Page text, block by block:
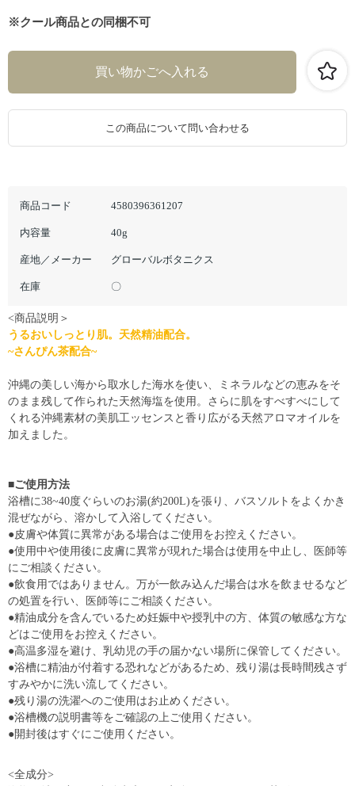
※クール商品との同梱不可
商品コード 4580396361207
内容量 40g
産地／メーカー グローバルボタニクス
在庫 〇
この商品について問い合わせる
<商品説明＞
うるおいしっとり肌。天然精油配合。
~さんぴん茶配合~
沖縄の美しい海から取水した海水を使い、ミネラルなどの恵みをそ
のまま残して作られた天然海塩を使用。さらに肌をすべすべにして
くれる沖縄素材の美肌工ッセンスと香り広がる天然アロマオイルを
加えました。
■ご使用方法
浴槽に38~40度ぐらいのお湯(約200L)を張り、バスソルトをよくかき
混ぜながら、溶かして入浴してください。
●皮膚や体質に異常がある場合はご使用をお控えください。
●使用中や使用後に皮膚に異常が現れた場合は使用を中止し、医師等
にご相談ください。
●飲食用ではありません。万が一飲み込んだ場合は水を飲ませるなど
の処置を行い、医師等にご相談ください。
●精油成分を含んでいるため妊娠中や授乳中の方、体質の敏感な方な
どはご使用をお控えください。
●高温多湿を避け、乳幼児の手の届かない場所に保管してください。
●浴槽に精油が付着する恐れなどがあるため、残り湯は長時間残さず
すみやかに洗い流してください。
●残り湯の洗濯へのご使用はお止めください。
●浴槽機の説明書等をご確認の上ご使用ください。
●開封後はすぐにご使用ください。
<全成分>